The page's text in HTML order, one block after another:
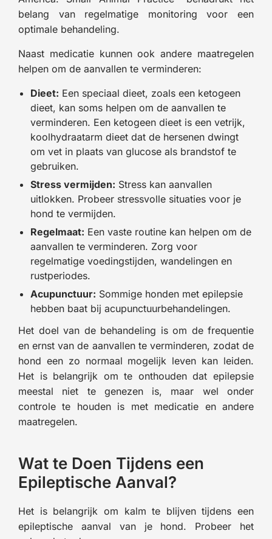
belang van regelmatige monitoring voor een
optimale behandeling.
Naast medicatie kunnen ook andere maatregelen
helpen om de aanvallen te verminderen:
Dieet: Een speciaal dieet, zoals een ketogeen
dieet, kan soms helpen om de aanvallen te
verminderen. Een ketogeen dieet is een vetrijk,
koolhydraatarm dieet dat de hersenen dwingt
om vet in plaats van glucose als brandstof te
gebruiken.
Stress vermijden: Stress kan aanvallen
uitlokken. Probeer stressvolle situaties voor je
hond te vermijden.
Regelmaat: Een vaste routine kan helpen om de
aanvallen te verminderen. Zorg voor
regelmatige voedingstijden, wandelingen en
rustperiodes.
Acupunctuur: Sommige honden met epilepsie
hebben baat bij acupunctuurbehandelingen.
Het doel van de behandeling is om de frequentie
en ernst van de aanvallen te verminderen, zodat de
hond een zo normaal mogelijk leven kan leiden.
Het is belangrijk om te onthouden dat epilepsie
meestal niet te genezen is, maar wel onder
controle te houden is met medicatie en andere
maatregelen.
Wat te Doen Tijdens een
Epileptische Aanval?
Het is belangrijk om kalm te blijven tijdens een
epileptische aanval van je hond. Probeer het